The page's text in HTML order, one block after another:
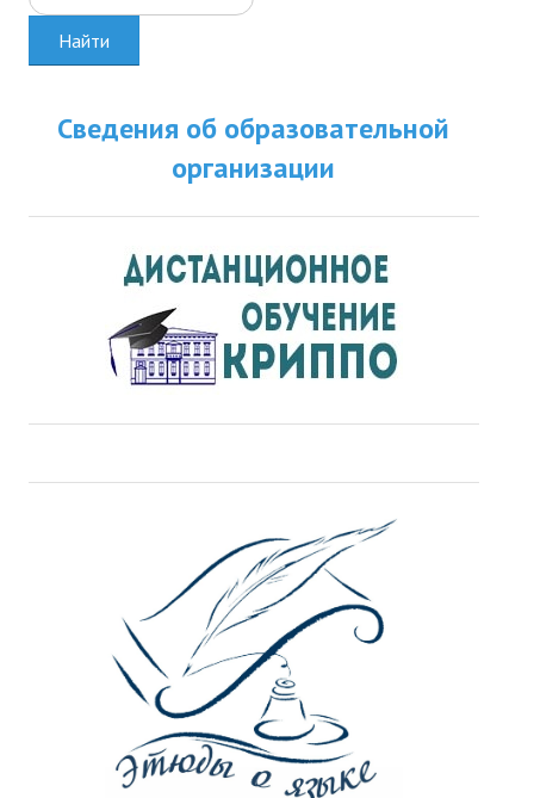
Найти
Сведения об образовательной
организации